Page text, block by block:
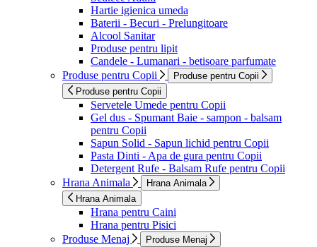
Hartie igienica umeda
Baterii - Becuri - Prelungitoare
Alcool Sanitar
Produse pentru lipit
Candele - Lumanari - betisoare parfumate
Produse pentru Copii
Produse pentru Copii
Produse pentru Copii
Servetele Umede pentru Copii
Gel dus - Spumant Baie - sampon - balsam
pentru Copii
Sapun Solid - Sapun lichid pentru Copii
Pasta Dinti - Apa de gura pentru Copii
Detergent Rufe - Balsam Rufe pentru Copii
Hrana Animala
Hrana Animala
Hrana Animala
Hrana pentru Caini
Hrana pentru Pisici
Produse Menaj
Produse Menaj